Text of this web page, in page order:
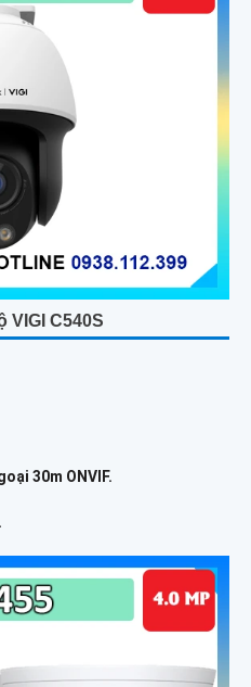
VIGI C540S
30m ONVIF.